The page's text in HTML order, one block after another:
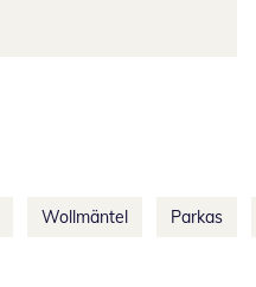
Wollmäntel Parkas